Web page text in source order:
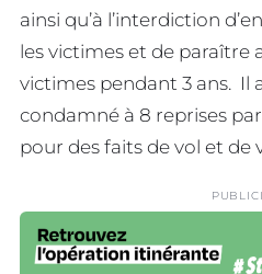
ainsi qu’à l’interdiction
les victimes et de paraître
victimes pendant 3 ans. Il
condamné à 8 reprises
pour des faits de vol et de